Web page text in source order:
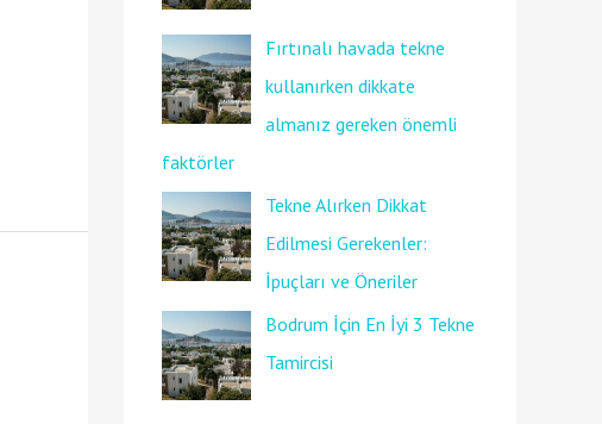
r
:
Fırtınalı havada tekne
kullanırken dikkate
almanız gereken önemli
faktörler
Tekne Alırken Dikkat
Edilmesi Gerekenler:
İpuçları ve Öneriler
Bodrum İçin En İyi 3 Tekne
Tamircisi